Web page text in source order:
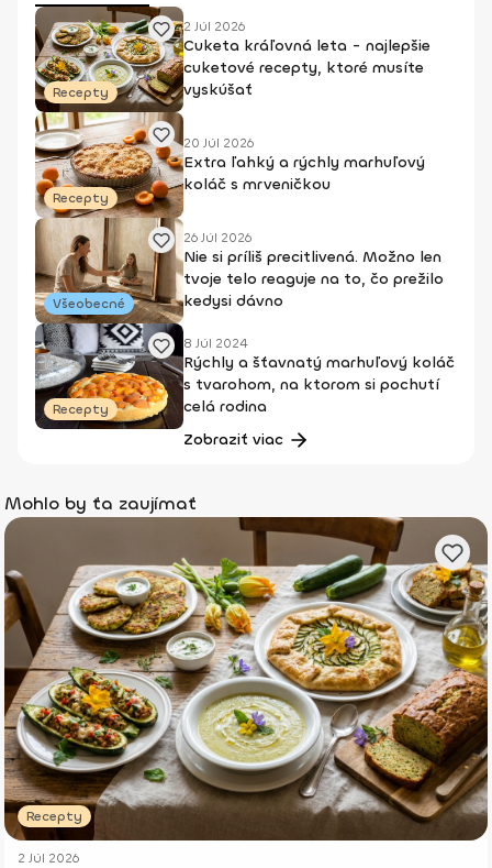
Recepty
2 Júl 2026
Cuketa kráľovná leta - najlepšie
cuketové recepty, ktoré musíte
vyskúšať
Recepty
20 Júl 2026
Extra ľahký a rýchly marhuľový
koláč s mrveničkou
Všeobecné
26 Júl 2026
Nie si príliš precitlivená. Možno len
tvoje telo reaguje na to, čo prežilo
kedysi dávno
Recepty
8 Júl 2024
Rýchly a šťavnatý marhuľový koláč
s tvarohom, na ktorom si pochutí
celá rodina
Zobraziť viac
Mohlo by ťa zaujímať
Recepty
2 Júl 2026